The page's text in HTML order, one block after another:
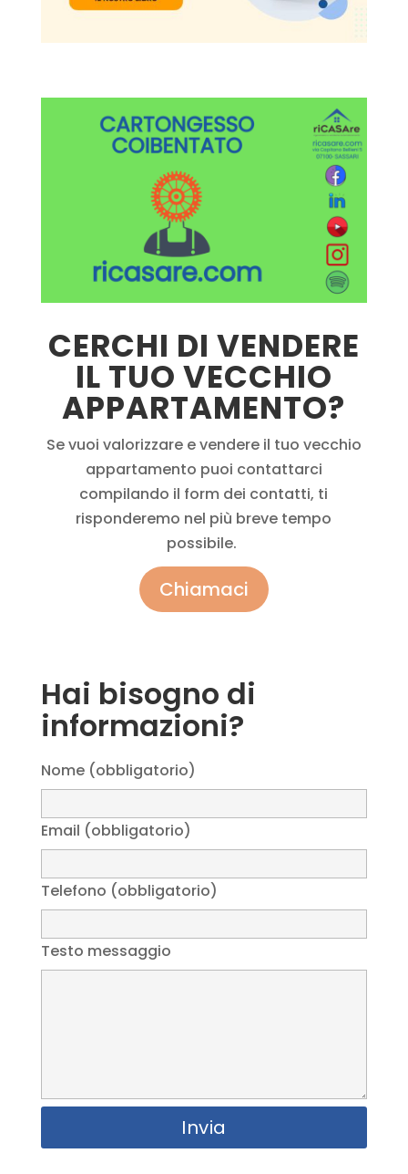
CERCHI DI VENDERE
IL TUO VECCHIO
APPARTAMENTO?
Se vuoi valorizzare e vendere il tuo vecchio
appartamento puoi contattarci
compilando il form dei contatti, ti
risponderemo nel più breve tempo
possibile.
Chiamaci
Hai bisogno di
informazioni?
Nome (obbligatorio)
Email (obbligatorio)
Telefono (obbligatorio)
Testo messaggio